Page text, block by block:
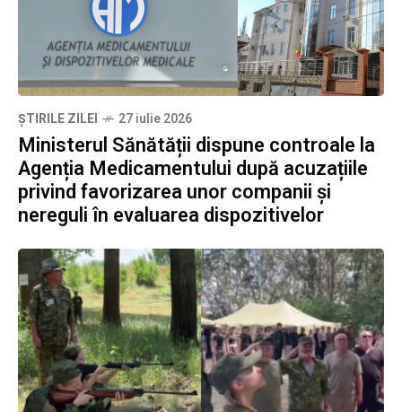
ȘTIRILE ZILEI 27 iulie 2026
Ministerul Sănătății dispune controale la
Agenția Medicamentului după acuzațiile
privind favorizarea unor companii și
nereguli în evaluarea dispozitivelor